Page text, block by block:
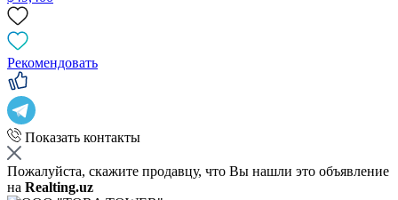
Рекомендовать
Показать контакты
Пожалуйста, скажите продавцу, что Вы нашли это объявление
на Realting.uz